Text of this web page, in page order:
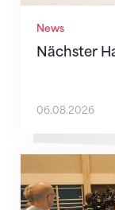
News
Nächster
06.08.2026
Mit klaren